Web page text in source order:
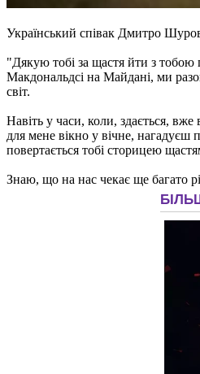
Український співак Дмитро
"Дякую тобі за щастя йти з тобою
Макдональдсі на Майдані, ми
світ.
Навіть у часи, коли, здається,
для мене вікно у вічне,
повертається тобі сторицею
Знаю, що на нас чекає ще багато